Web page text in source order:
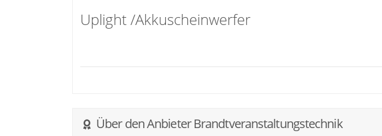
Uplight /Akkuscheinwerfer
Über den Anbieter Brandtveranstaltungstechnik